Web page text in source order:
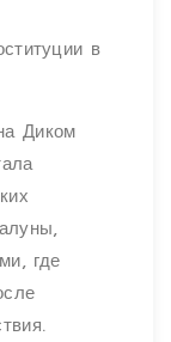
в
Диком
где